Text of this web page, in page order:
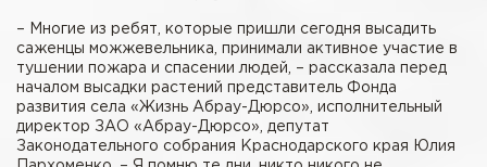
– Многие из ребят, которые пришли сегодня высадить
саженцы можжевельника, принимали активное участие в
тушении пожара и спасении людей, – рассказала перед
началом высадки растений представитель Фонда
развития села «Жизнь Абрау-Дюрсо», исполнительный
директор ЗАО «Абрау-Дюрсо», депутат
Законодательного собрания Краснодарского края Юлия